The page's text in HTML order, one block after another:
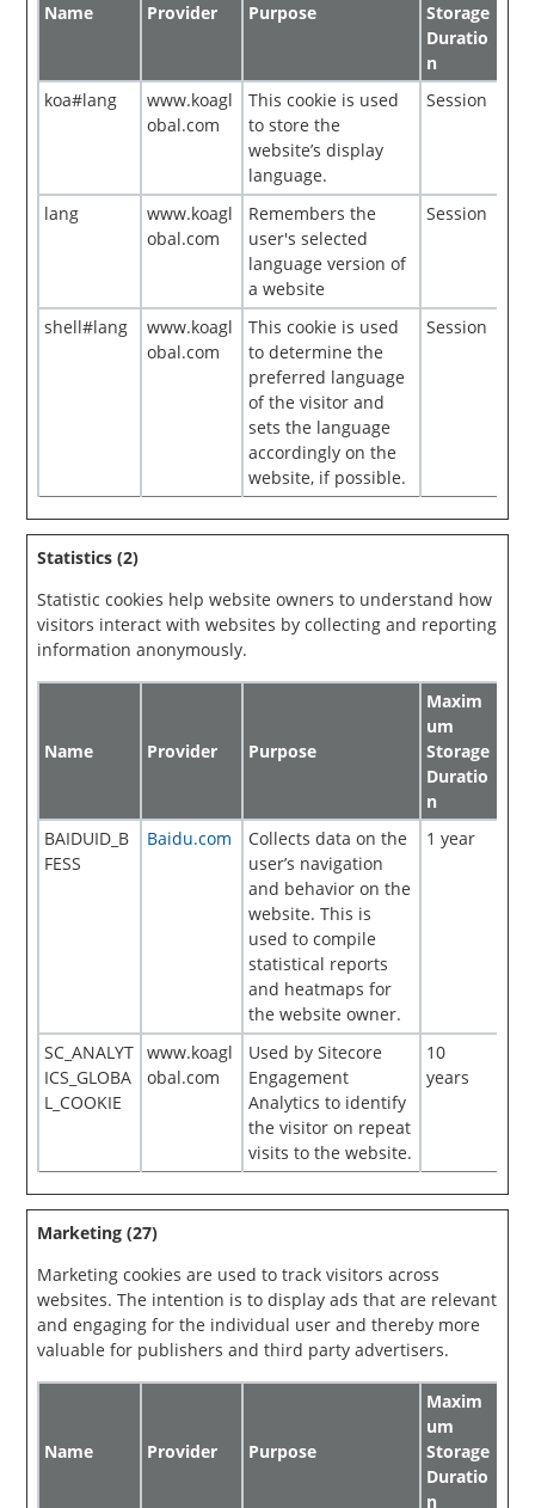
Name Provider Purpose
Storage
Duratio
n
koa#lang
www.koagl
obal.com
This cookie is used
to store the
website’s display
language.
Session
lang
www.koagl
obal.com
Remembers the
user's selected
language version of
a website
Session
shell#lang
www.koagl
obal.com
This cookie is used
to determine the
preferred language
of the visitor and
sets the language
accordingly on the
website, if possible.
Session
Statistics (2)
Statistic cookies help website owners to understand how
visitors interact with websites by collecting and reporting
information anonymously.
Name Provider Purpose
Maxim
um
Storage
Duratio
n
BAIDUID_B
FESS
Baidu.com
Collects data on the
user’s navigation
and behavior on the
website. This is
used to compile
statistical reports
and heatmaps for
the website owner.
1 year
SC_ANALYT
ICS_GLOBA
L_COOKIE
www.koagl
obal.com
Used by Sitecore
Engagement
Analytics to identify
the visitor on repeat
visits to the website.
10
years
Marketing (27)
Marketing cookies are used to track visitors across
websites. The intention is to display ads that are relevant
and engaging for the individual user and thereby more
valuable for publishers and third party advertisers.
Name Provider Purpose
Maxim
um
Storage
Duratio
n